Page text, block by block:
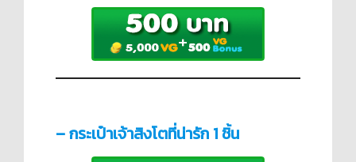
– กระเป๋าเจ้าสิงโตที่น่ารัก 1 ชิ้น